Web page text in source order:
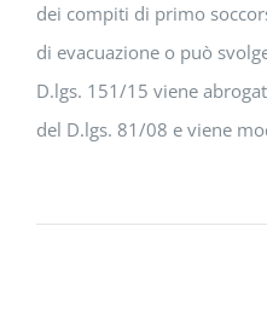
dei compiti di primo
di evacuazione o può
D.lgs. 151/15 viene
del D.lgs. 81/08 e viene